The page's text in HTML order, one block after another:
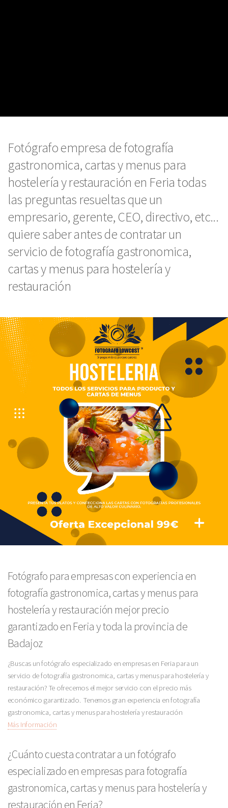
Fotógrafo empresa de fotografía
gastronomica, cartas y menus para
hostelería y restauración en Feria todas
las preguntas resueltas que un
empresario, gerente, CEO, directivo, etc...
quiere saber antes de contratar un
servicio de fotografía gastronomica,
cartas y menus para hostelería y
restauración
Fotógrafo para empresas con experiencia en
fotografía gastronomica, cartas y menus para
hostelería y restauración mejor precio
garantizado en Feria y toda la provincia de
Badajoz
¿Buscas un fotógrafo especializado en empresas en Feria para un
servicio de fotografía gastronomica, cartas y menus para hostelería y
restauración? Te ofrecemos el mejor servicio con el precio más
económico garantizado. Tenemos gran experiencia en fotografía
gastronomica, cartas y menus para hostelería y restauración
Más Información
¿Cuánto cuesta contratar a un fotógrafo
especializado en empresas para fotografía
gastronomica, cartas y menus para hostelería y
restauración en Feria?